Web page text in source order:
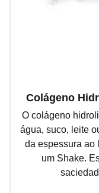
Colágeno
O colágeno
água, suco, leite
da espessura ao
um Shake.